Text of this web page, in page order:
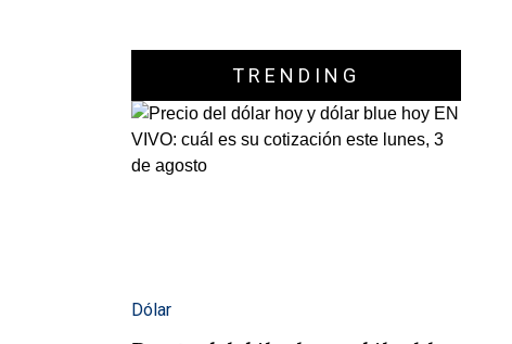
TRENDING
Dólar